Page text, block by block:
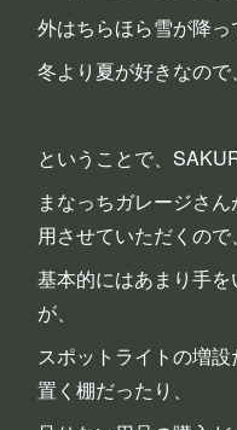
外はちらほら雪が降っ
冬より夏が好きなので
ということで、
まなっちガレージさ
用させていただくので、
基本的にはあまり手
が、
スポットライトの増
置く棚だったり、